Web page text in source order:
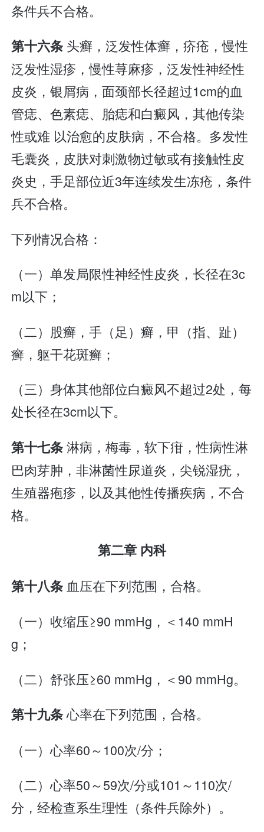
条件兵不合格。
第十六条 头癣，泛发性体癣，疥疮，慢性
泛发性湿疹，慢性荨麻疹，泛发性神经性
皮炎，银屑病，面颈部长径超过1cm的血
管痣、色素痣、胎痣和白癜风，其他传染
性或难 以治愈的皮肤病，不合格。多发性
毛囊炎，皮肤对刺激物过敏或有接触性皮
炎史，手足部位近3年连续发生冻疮，条件
兵不合格。
下列情况合格：
（一）单发局限性神经性皮炎，长径在3c
m以下；
（二）股癣，手（足）癣，甲（指、趾）
癣，躯干花斑癣；
（三）身体其他部位白癜风不超过2处，每
处长径在3cm以下。
第十七条淋病，梅毒，软下疳，性病性淋
巴肉芽肿，非淋菌性尿道炎，尖锐湿疣，
生殖器疱疹，以及其他性传播疾病，不合
格。
第二章 内科
第十八条 血压在下列范围，合格。
（一）收缩压≥90 mmHg，＜140 mmH
g；
（二）舒张压≥60 mmHg，＜90 mmHg。
第十九条心率在下列范围，合格。
（一）心率60～100次/分；
（二）心率50～59次/分或101～110次/
分，经检查系生理性（条件兵除外）。